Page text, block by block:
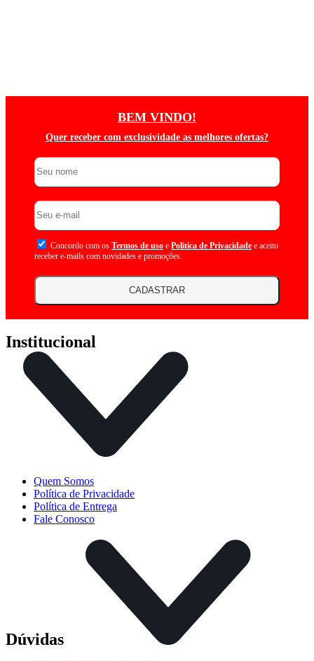
BEM VINDO!
Quer receber com exclusividade as melhores ofertas?
Concordo com os Termos de uso e Politica de Privacidade e aceito
receber e-mails com novidades e promoções.
CADASTRAR
Institucional
Quem Somos
Política de Privacidade
Política de Entrega
Fale Conosco
Dúvidas